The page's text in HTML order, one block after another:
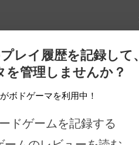
レイ履歴を記録して、
を管理しませんか？
がボドゲーマを利用中！
ドゲームを記録する